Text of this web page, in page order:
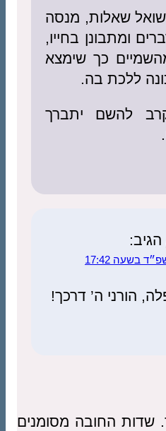
שאלות, מנסה
ומתבונן בחייו,
כך שימצא
ללכת בה.
להשם יתברך
הגיב:
בשעה 17:42
הורני ה’ דרכך!
שדות החובה מסומנים